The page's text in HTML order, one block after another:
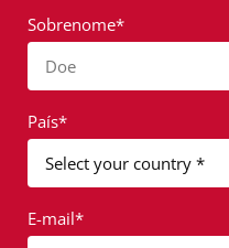
Sobrenome*
Doe
País*
E-mail*